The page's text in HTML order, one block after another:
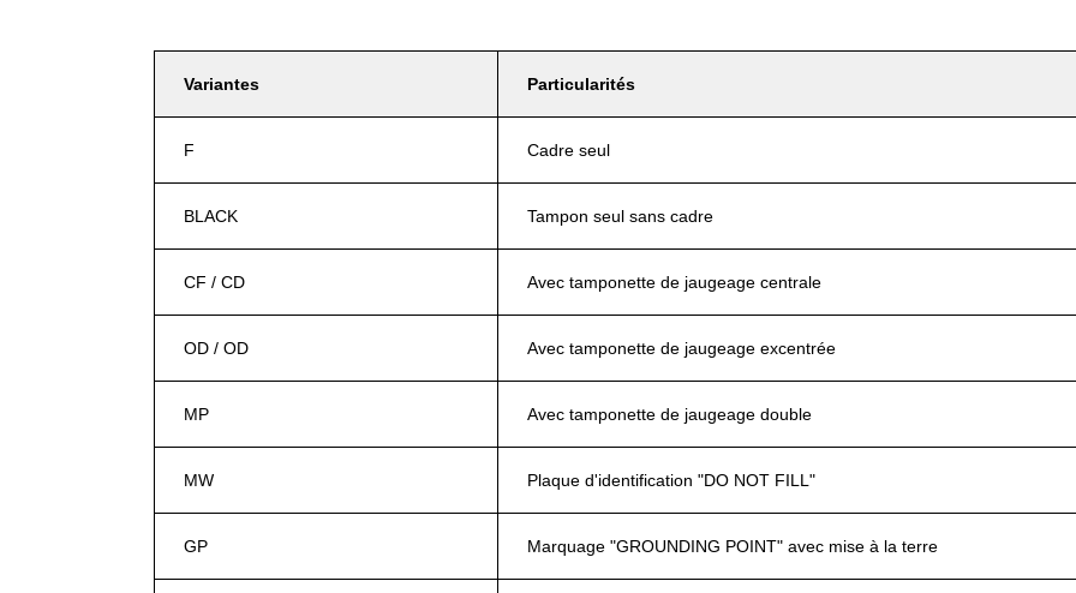
Variantes Particularités
F Cadre seul
BLACK Tampon seul sans cadre
CF / CD Avec tamponette de jaugeage centrale
OD / OD Avec tamponette de jaugeage excentrée
MP Avec tamponette de jaugeage double
MW Plaque d'identification "DO NOT FILL"
GP Marquage "GROUNDING POINT" avec mise à la terre